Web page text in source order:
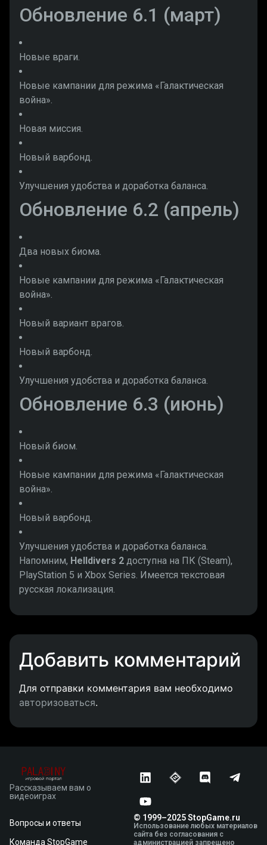
Обновление 6.1 (март)
Новые враги.
Новые кампании для режима «Галактическая
война».
Новая миссия.
Новый варбонд.
Улучшения удобства и доработка баланса.
Обновление 6.2 (апрель)
Два новых биома.
Новые кампании для режима «Галактическая
война».
Новый вариант врагов.
Новый варбонд.
Улучшения удобства и доработка баланса.
Обновление 6.3 (июнь)
Новый биом.
Новые кампании для режима «Галактическая
война».
Новый варбонд.
Улучшения удобства и доработка баланса.
Напомним, Helldivers 2 доступна на ПК (Steam),
PlayStation 5 и Xbox Series. Имеется текстовая
русская локализация.
Добавить комментарий
Для отправки комментария вам необходимо
авторизоваться.
Рассказываем вам о
видеоиграх
Вопросы и ответы
Команда StopGame
© 1999–2025 StopGame.ru
Использование любых материалов
сайта без согласования с
администрацией запрещено